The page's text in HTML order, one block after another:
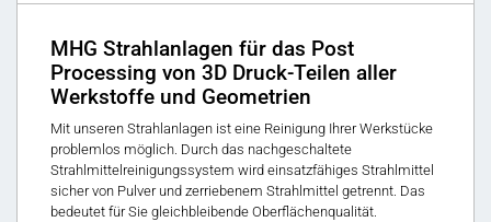
MHG Strahlanlagen für das Post
Processing von 3D Druck-Teilen aller
Werkstoffe und Geometrien
Mit unseren Strahlanlagen ist eine Reinigung Ihrer Werkstücke
problemlos möglich. Durch das nachgeschaltete
Strahlmittelreinigungssystem wird einsatzfähiges Strahlmittel
sicher von Pulver und zerriebenem Strahlmittel getrennt. Das
bedeutet für Sie gleichbleibende Oberflächenqualität.